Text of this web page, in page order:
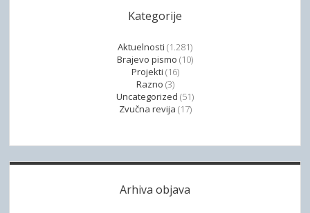
Kategorije
Aktuelnosti (1.281)
Brajevo pismo (10)
Projekti (16)
Razno (3)
Uncategorized (51)
Zvučna revija (17)
Arhiva objava